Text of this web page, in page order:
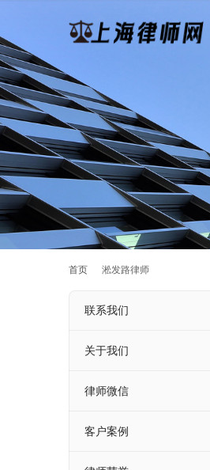
首页 淞发路律师
联系我们
关于我们
律师微信
客户案例